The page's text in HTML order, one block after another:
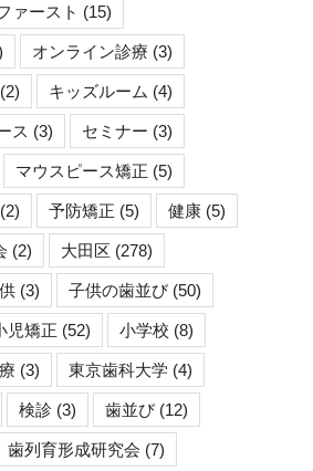
ァースト (15)
オンライン診療 (3)
(2) キッズルーム (4)
ス (3) セミナー (3)
マウスピース矯正 (5)
(2) 予防矯正 (5) 健康 (5)
(2) 大田区 (278)
(3) 子供の歯並び (50)
児矯正 (52) 小学校 (8)
(3) 東京歯科大学 (4)
検診 (3) 歯並び (12)
歯列育形成研究会 (7)